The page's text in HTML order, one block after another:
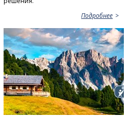
Подробнее